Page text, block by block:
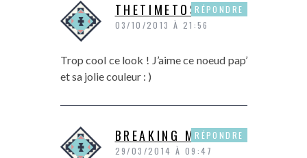
THETIMETOSTYLE
03/10/2013 À 21:56
Trop cool ce look ! J’aime ce noeud pap’
et sa jolie couleur : )
RÉPONDRE
BREAKING MODE
29/03/2014 À 09:47
RÉPONDRE